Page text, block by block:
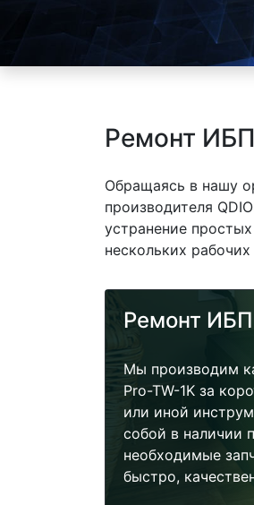
Ремонт
Обращаясь в нашу
производителя
устранение
нескольких
Ремонт ИБП
Мы производим
Pro-TW-1K за
или иной
собой в наличии
необходимые
быстро,